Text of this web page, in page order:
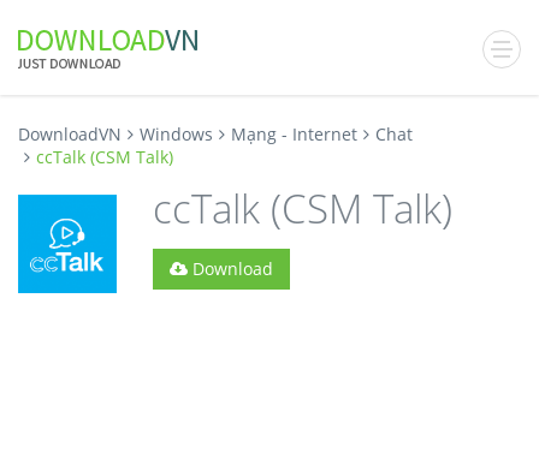
DownloadVN Windows Mạng - Internet
Chat
ccTalk (CSM Talk)
ccTalk (CSM Talk)
Download